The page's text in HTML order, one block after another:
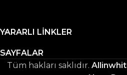
YARARLI LINKLER
SAYFALAR
Tüm hakları saklıdır.